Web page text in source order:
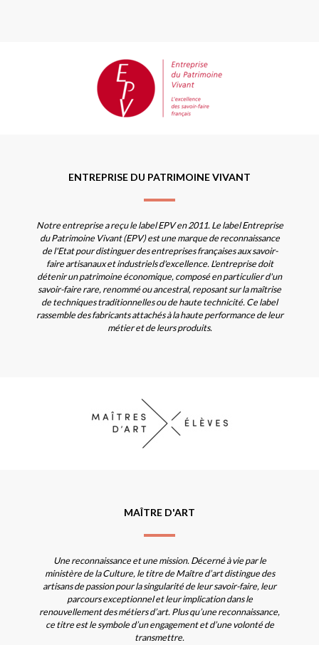
ENTREPRISE DU PATRIMOINE VIVANT
Notre entreprise a reçu le label EPV en 2011. Le label Entreprise
du Patrimoine Vivant (EPV) est une marque de reconnaissance
de l'Etat pour distinguer des entreprises françaises aux savoir-
faire artisanaux et industriels d'excellence. L'entreprise doit
détenir un patrimoine économique, composé en particulier d'un
savoir-faire rare, renommé ou ancestral, reposant sur la maîtrise
de techniques traditionnelles ou de haute technicité. Ce label
rassemble des fabricants attachés à la haute performance de leur
métier et de leurs produits.
MAÎTRE D'ART
Une reconnaissance et une mission. Décerné à vie par le
ministère de la Culture, le titre de Maître d’art distingue des
artisans de passion pour la singularité de leur savoir-faire, leur
parcours exceptionnel et leur implication dans le
renouvellement des métiers d’art. Plus qu’une reconnaissance,
ce titre est le symbole d’un engagement et d’une volonté de
transmettre.